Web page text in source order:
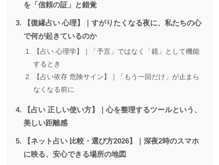
を「信頼の証」と錯覚
【復縁占い 心理】｜すがりたくなる夜に、私たちの心
で何が起きているのか
【占い 心理学】｜「予言」ではなく「鏡」として機能
するとき
【占い依存 危険サイン】｜「もう一回だけ」が止まら
なくなる前に
【占い 正しい使い方】｜心を整理するツールという、
美しい距離感
【ネット占い 比較・選び方2026】｜深夜2時のスマホ
に映る、安心できる場所の地図